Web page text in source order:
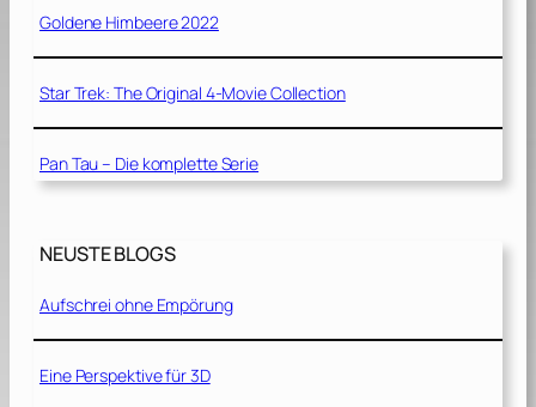
Goldene Himbeere 2022
Star Trek: The Original 4-Movie Collection
Pan Tau – Die komplette Serie
NEUSTE BLOGS
Aufschrei ohne Empörung
Eine Perspektive für 3D